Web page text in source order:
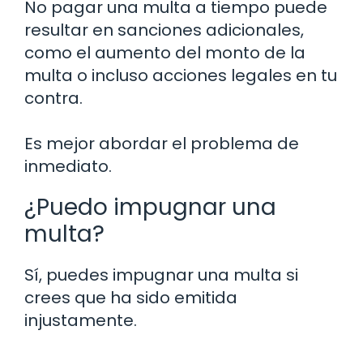
No pagar una multa a tiempo puede
resultar en sanciones adicionales,
como el aumento del monto de la
multa o incluso acciones legales en tu
contra.
Es mejor abordar el problema de
inmediato.
¿Puedo impugnar una
multa?
Sí, puedes impugnar una multa si
crees que ha sido emitida
injustamente.